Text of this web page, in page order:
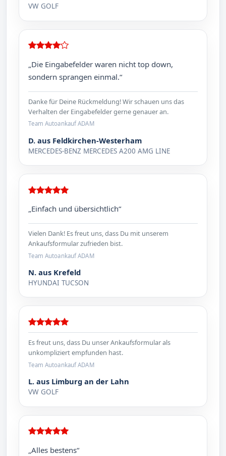
VW GOLF
„Die Eingabefelder waren nicht top down,
sondern sprangen einmal.“
Danke für Deine Rückmeldung! Wir schauen uns das
Verhalten der Eingabefelder gerne genauer an.
Team Autoankauf ADAM
D. aus Feldkirchen-Westerham
MERCEDES-BENZ MERCEDES A200 AMG LINE
„Einfach und übersichtlich“
Vielen Dank! Es freut uns, dass Du mit unserem
Ankaufsformular zufrieden bist.
Team Autoankauf ADAM
N. aus Krefeld
HYUNDAI TUCSON
Es freut uns, dass Du unser Ankaufsformular als
unkompliziert empfunden hast.
Team Autoankauf ADAM
L. aus Limburg an der Lahn
VW GOLF
„Alles bestens“